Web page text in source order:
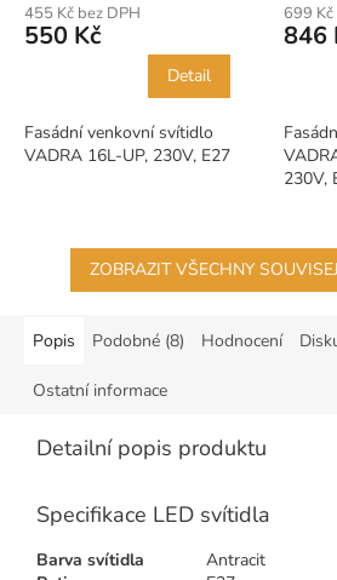
455 Kč bez DPH
550 Kč
Detail
Fasádní venkovní svítidlo
VADRA 16L-UP, 230V, E27
699
846
230V,
ZOBRAZIT VŠECHNY
Popis Podobné (8) Hodnocení
Ostatní informace
Detailní popis produktu
Specifikace LED svítidla
Barva svítidla
Antracit